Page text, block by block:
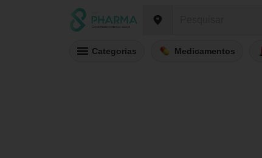
Categorias Medicamentos